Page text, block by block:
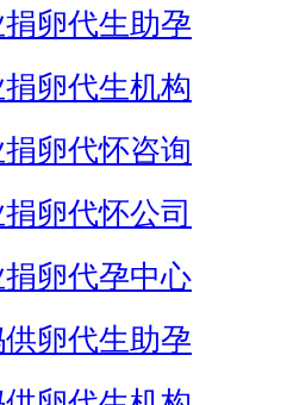
卵代生助孕
卵代生机构
卵代怀咨询
卵代怀公司
卵代孕中心
卵代生助孕